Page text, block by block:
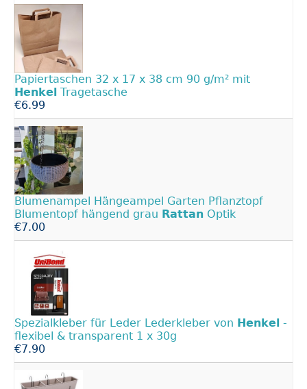
Papiertaschen 32 x 17 x 38 cm 90 g/m² mit
Henkel Tragetasche
€6.99
Blumenampel Hängeampel Garten Pflanztopf
Blumentopf hängend grau Rattan Optik
€7.00
Spezialkleber für Leder Lederkleber von Henkel -
flexibel & transparent 1 x 30g
€7.90